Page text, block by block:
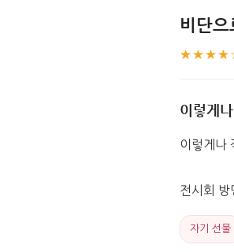
비단
이렇게
이렇게나
전시회 방
자기 선물